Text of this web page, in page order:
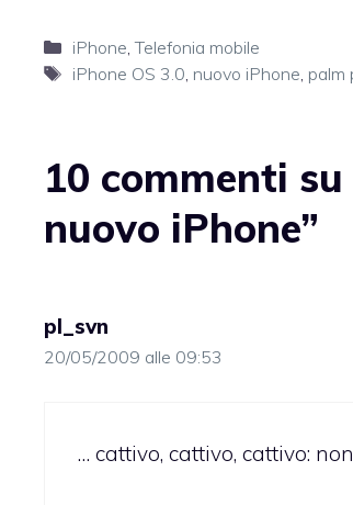
Categorie
iPhone,Telefonia mobile
Tag
iPhone OS 3.0, nuovo iPhone, palm
10 commenti
nuovo iPhone”
pl_svn
20/05/2009 alle 09:53
… cattivo, cattivo, cattivo: